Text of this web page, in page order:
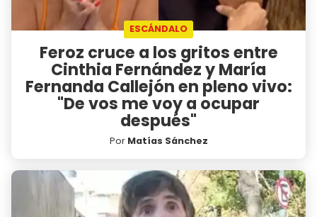
ESCÁNDALO
Feroz cruce a los gritos entre
Cinthia Fernández y María
Fernanda Callejón en pleno vivo:
"De vos me voy a ocupar
después"
Por Matías Sánchez